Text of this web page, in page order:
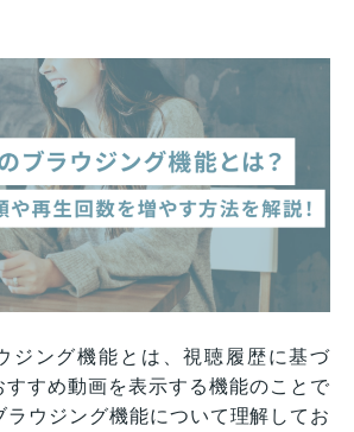
ジング機能とは、視聴履歴に基づ
すすめ動画を表示する機能のことで
ラウジング機能について理解してお